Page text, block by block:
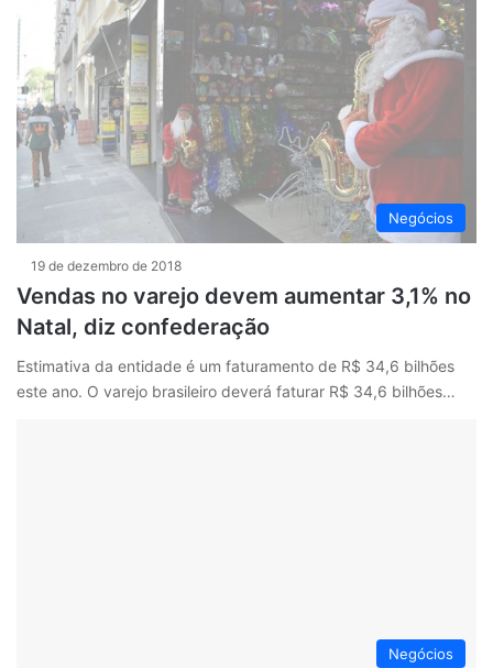
Negócios
19 de dezembro de 2018
Vendas no varejo devem aumentar 3,1% no
Natal, diz confederação
Estimativa da entidade é um faturamento de R$ 34,6 bilhões
este ano. O varejo brasileiro deverá faturar R$ 34,6 bilhões…
Negócios